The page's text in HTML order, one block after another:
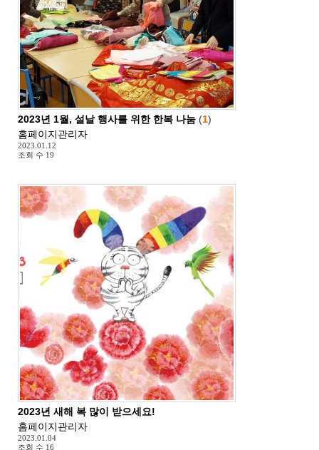
2023년 1월, 설날 행사를 위한 한복 나눔 (1)
홈페이지관리자
2023.01.12
조회 수 19
2023년 새해 복 많이 받으세요!
홈페이지관리자
2023.01.04
조회 수 16